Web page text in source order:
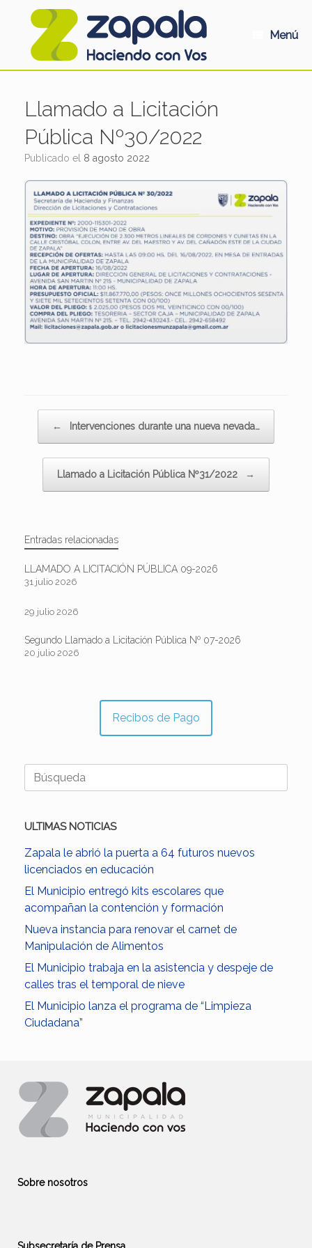
Menú
Llamado a Licitación
Pública Nº30/2022
Publicado el 8 agosto 2022
← Intervenciones durante una nueva nevada…
Llamado a Licitación Pública Nº31/2022 →
Entradas relacionadas
LLAMADO A LICITACIÓN PÚBLICA 09-2026
31 julio 2026
29 julio 2026
Segundo Llamado a Licitación Pública Nº 07-2026
20 julio 2026
Recibos de Pago
Buscar:
ULTIMAS NOTICIAS
Zapala le abrió la puerta a 64 futuros nuevos
licenciados en educación
El Municipio entregó kits escolares que
acompañan la contención y formación
Nueva instancia para renovar el carnet de
Manipulación de Alimentos
El Municipio trabaja en la asistencia y despeje de
calles tras el temporal de nieve
El Municipio lanza el programa de “Limpieza
Ciudadana”
Sobre nosotros
Subsecretaría de Prensa